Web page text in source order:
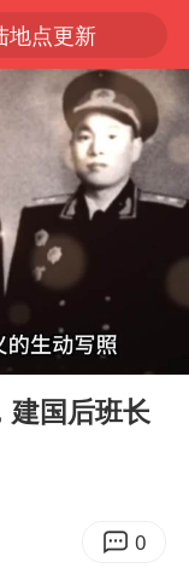
地点更新
以“新”破局 首发经济点亮城市消费活力
48小时警戒线
万获刑1年
150.80元/股
箱上涨近百元
立古巴工作组
2球
泰国一女公务员妆容引争议 本人回应
08:02
建国后班长
0